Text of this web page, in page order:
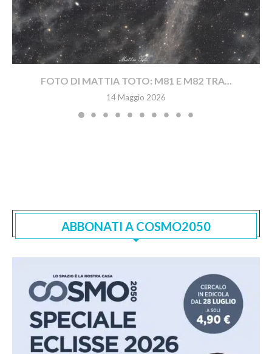
FOTO DI MATTIA TOTO: M81 E M82 TRA...
14 Maggio 2026
ABBONATI A COSMO2050